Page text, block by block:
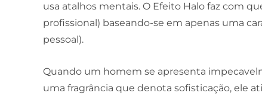
usa atalhos mentais. O Efeito Halo faz com
profissional) baseando-se em apenas uma
pessoal).
Quando um homem se apresenta
uma fragrância que denota sofisticação, ele